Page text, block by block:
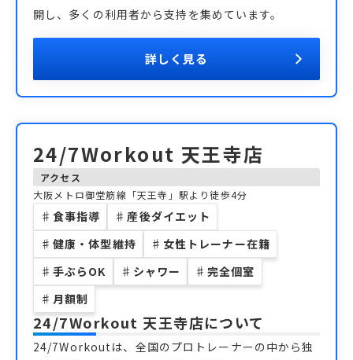
開し、多くの利用者から支持を集めています。
詳しく見る
24/7Workout 天王寺店
アクセス
大阪メトロ御堂筋線「天王寺」駅より徒歩4分
♯ 食事指導 ♯ 産後ダイエット
♯ 健康・体型維持 ♯ 女性トレーナー在籍
♯ 手ぶらOK ♯ シャワー ♯ 完全個室
♯ 月額制
24/7Workout 天王寺店について
24/7Workoutは、全国のプロトレーナーの中から独